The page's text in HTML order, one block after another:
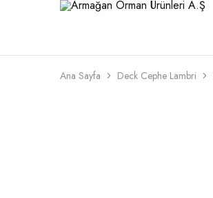
Ürünleri
kaliteli
adresi
Ana Sayfa Deck Cephe Lambri